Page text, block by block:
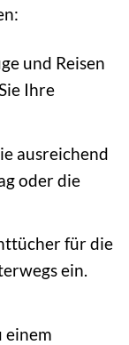
und Reisen
Ihre
ausreichend
oder die
für die
ein.
einem